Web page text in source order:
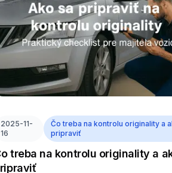
2025-11-
16
Čo treba na kontrolu originality a
pripraviť
treba na kontrolu originality a